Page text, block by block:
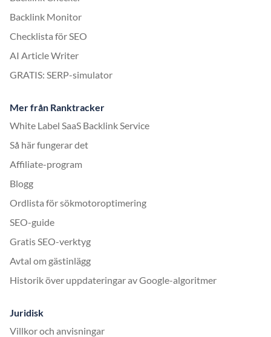
Backlink Monitor
Checklista för SEO
AI Article Writer
GRATIS: SERP-simulator
Mer från Ranktracker
White Label SaaS Backlink Service
Så här fungerar det
Affiliate-program
Blogg
Ordlista för sökmotoroptimering
SEO-guide
Gratis SEO-verktyg
Avtal om gästinlägg
Historik över uppdateringar av Google-algoritmer
Juridisk
Villkor och anvisningar